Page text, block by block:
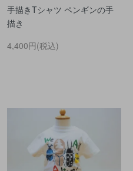
手描きTシャツ ペンギンの手
描き
4,400円(税込)